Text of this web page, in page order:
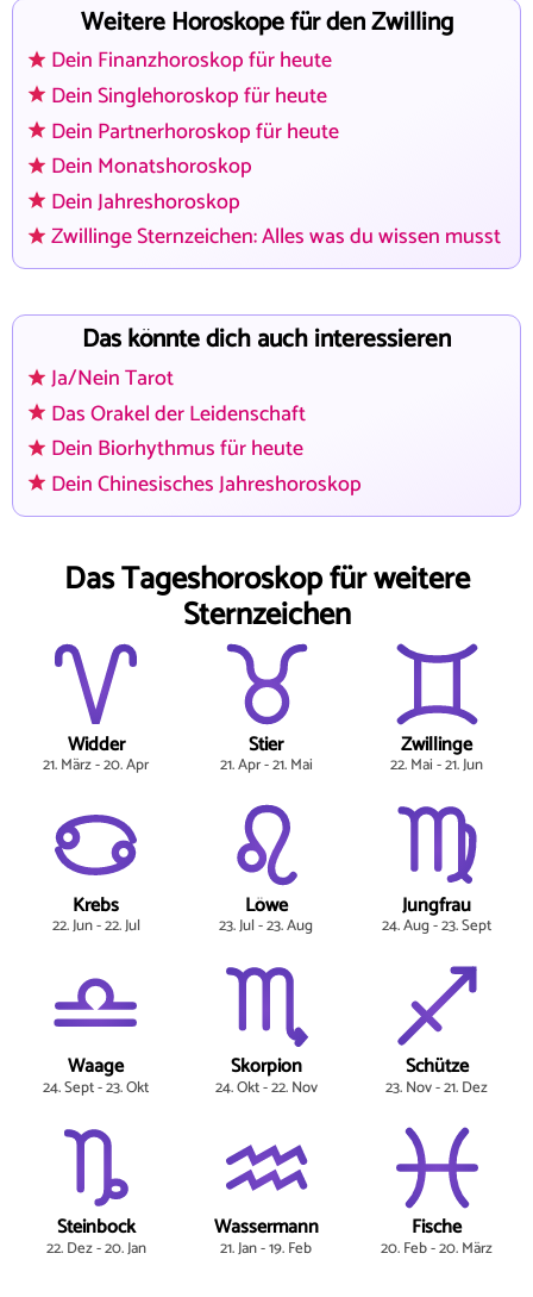
Weitere Horoskope für den Zwilling
Dein Finanzhoroskop für heute
Dein Singlehoroskop für heute
Dein Partnerhoroskop für heute
Dein Monatshoroskop
Dein Jahreshoroskop
Zwillinge Sternzeichen: Alles was du wissen musst
Das könnte dich auch interessieren
Ja/Nein Tarot
Das Orakel der Leidenschaft
Dein Biorhythmus für heute
Dein Chinesisches Jahreshoroskop
Das Tageshoroskop für weitere
Sternzeichen
Widder
21. März - 20. Apr
Stier
21. Apr - 21. Mai
Zwillinge
22. Mai - 21. Jun
Krebs
22. Jun - 22. Jul
Löwe
23. Jul - 23. Aug
Jungfrau
24. Aug - 23. Sept
Waage
24. Sept - 23. Okt
Skorpion
24. Okt - 22. Nov
Schütze
23. Nov - 21. Dez
Steinbock
22. Dez - 20. Jan
Wassermann
21. Jan - 19. Feb
Fische
20. Feb - 20. März